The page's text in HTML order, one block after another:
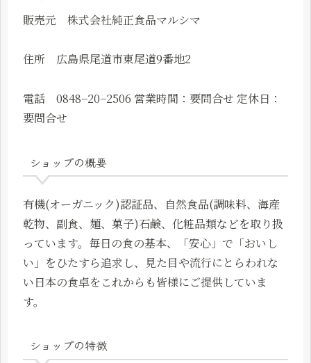
販売元 株式会社純正食品マルシマ
住所 広島県尾道市東尾道9番地2
電話 0848−20−2506 営業時間：要問合せ 定休日：
要問合せ
ショップの概要
有機(オーガニック)認証品、自然食品(調味料、海産
乾物、副食、麺、菓子)石鹸、化粧品類などを取り扱
っています。毎日の食の基本、「安心」で「おいし
い」をひたすら追求し、見た目や流行にとらわれな
い日本の食卓をこれからも皆様にご提供していま
す。
ショップの特徴